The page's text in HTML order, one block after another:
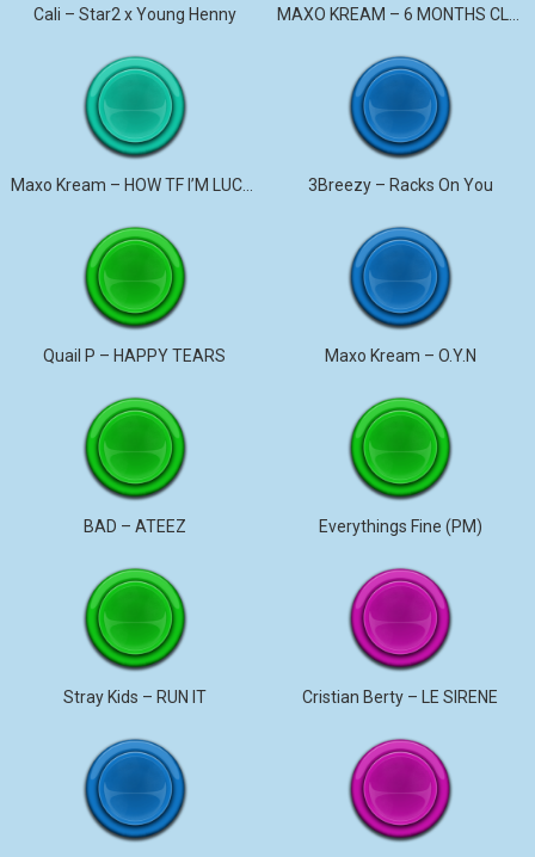
Cali – Star2 x Young Henny
Maxo Kream – HOW TF I’M LUCKY 3Breezy – Racks On You
Quail P – HAPPY TEARS Maxo Kream – O.Y.N
BAD – ATEEZ Everythings Fine (PM)
Stray Kids – RUN IT Cristian Berty – LE SIRENE